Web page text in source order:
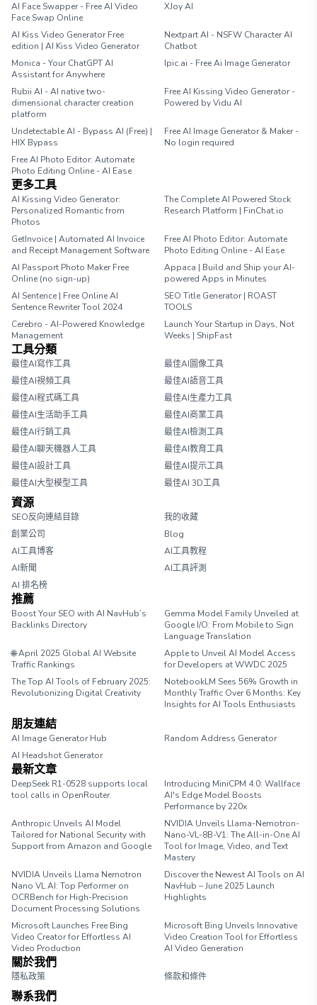
AI Face Swapper - Free AI Video
Face Swap Online
XJoy AI
AI Kiss Video Generator Free
edition | AI Kiss Video Generator
Nextpart AI - NSFW Character AI
Chatbot
Monica - Your ChatGPT AI
Assistant for Anywhere
Ipic.ai - Free Ai Image Generator
Rubii AI - AI native two-
dimensional character creation
platform
Free AI Kissing Video Generator -
Powered by Vidu AI
Undetectable AI - Bypass AI (Free) |
HIX Bypass
Free AI Image Generator & Maker -
No login required
Free AI Photo Editor: Automate
Photo Editing Online - AI Ease
更多工具
AI Kissing Video Generator:
Personalized Romantic from
Photos
The Complete AI Powered Stock
Research Platform | FinChat.io
GetInvoice | Automated AI Invoice
and Receipt Management Software
Free AI Photo Editor: Automate
Photo Editing Online - AI Ease
AI Passport Photo Maker Free
Online (no sign-up)
Appaca | Build and Ship your AI-
powered Apps in Minutes
AI Sentence | Free Online AI
Sentence Rewriter Tool 2024
SEO Title Generator | ROAST
TOOLS
Cerebro - AI-Powered Knowledge
Management
Launch Your Startup in Days, Not
Weeks | ShipFast
工具分類
最佳AI寫作工具
最佳AI圖像工具
最佳AI視頻工具
最佳AI語音工具
最佳AI程式碼工具
最佳AI生產力工具
最佳AI生活助手工具
最佳AI商業工具
最佳AI行銷工具
最佳AI檢測工具
最佳AI聊天機器人工具
最佳AI教育工具
最佳AI設計工具
最佳AI提示工具
最佳AI大型模型工具
最佳AI 3D工具
資源
SEO反向連結目錄
我的收藏
創業公司
Blog
AI工具博客
AI工具教程
AI新聞
AI工具評測
AI 排名榜
推薦
Boost Your SEO with AI NavHub’s
Backlinks Directory
Gemma Model Family Unveiled at
Google I/O: From Mobile to Sign
Language Translation
🌐 April 2025 Global AI Website
Traffic Rankings
Apple to Unveil AI Model Access
for Developers at WWDC 2025
The Top AI Tools of February 2025:
Revolutionizing Digital Creativity
NotebookLM Sees 56% Growth in
Monthly Traffic Over 6 Months: Key
Insights for AI Tools Enthusiasts
朋友連結
AI Image Generator Hub
Random Address Generator
AI Headshot Generator
最新文章
DeepSeek R1-0528 supports local
tool calls in OpenRouter.
Introducing MiniCPM 4.0: Wallface
AI's Edge Model Boosts
Performance by 220x
Anthropic Unveils AI Model
Tailored for National Security with
Support from Amazon and Google
NVIDIA Unveils Llama-Nemotron-
Nano-VL-8B-V1: The All-in-One AI
Tool for Image, Video, and Text
Mastery
NVIDIA Unveils Llama Nemotron
Nano VL AI: Top Performer on
OCRBench for High-Precision
Document Processing Solutions
Discover the Newest AI Tools on AI
NavHub – June 2025 Launch
Highlights
Microsoft Launches Free Bing
Video Creator for Effortless AI
Video Production
Microsoft Bing Unveils Innovative
Video Creation Tool for Effortless
AI Video Generation
關於我們
隱私政策 條款和條件
聯系我們